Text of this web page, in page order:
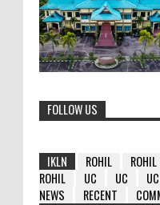
FOLLOW US
IKLN ROHIL ROHIL
ROHIL
UC UC UC
NEWS
RECENT